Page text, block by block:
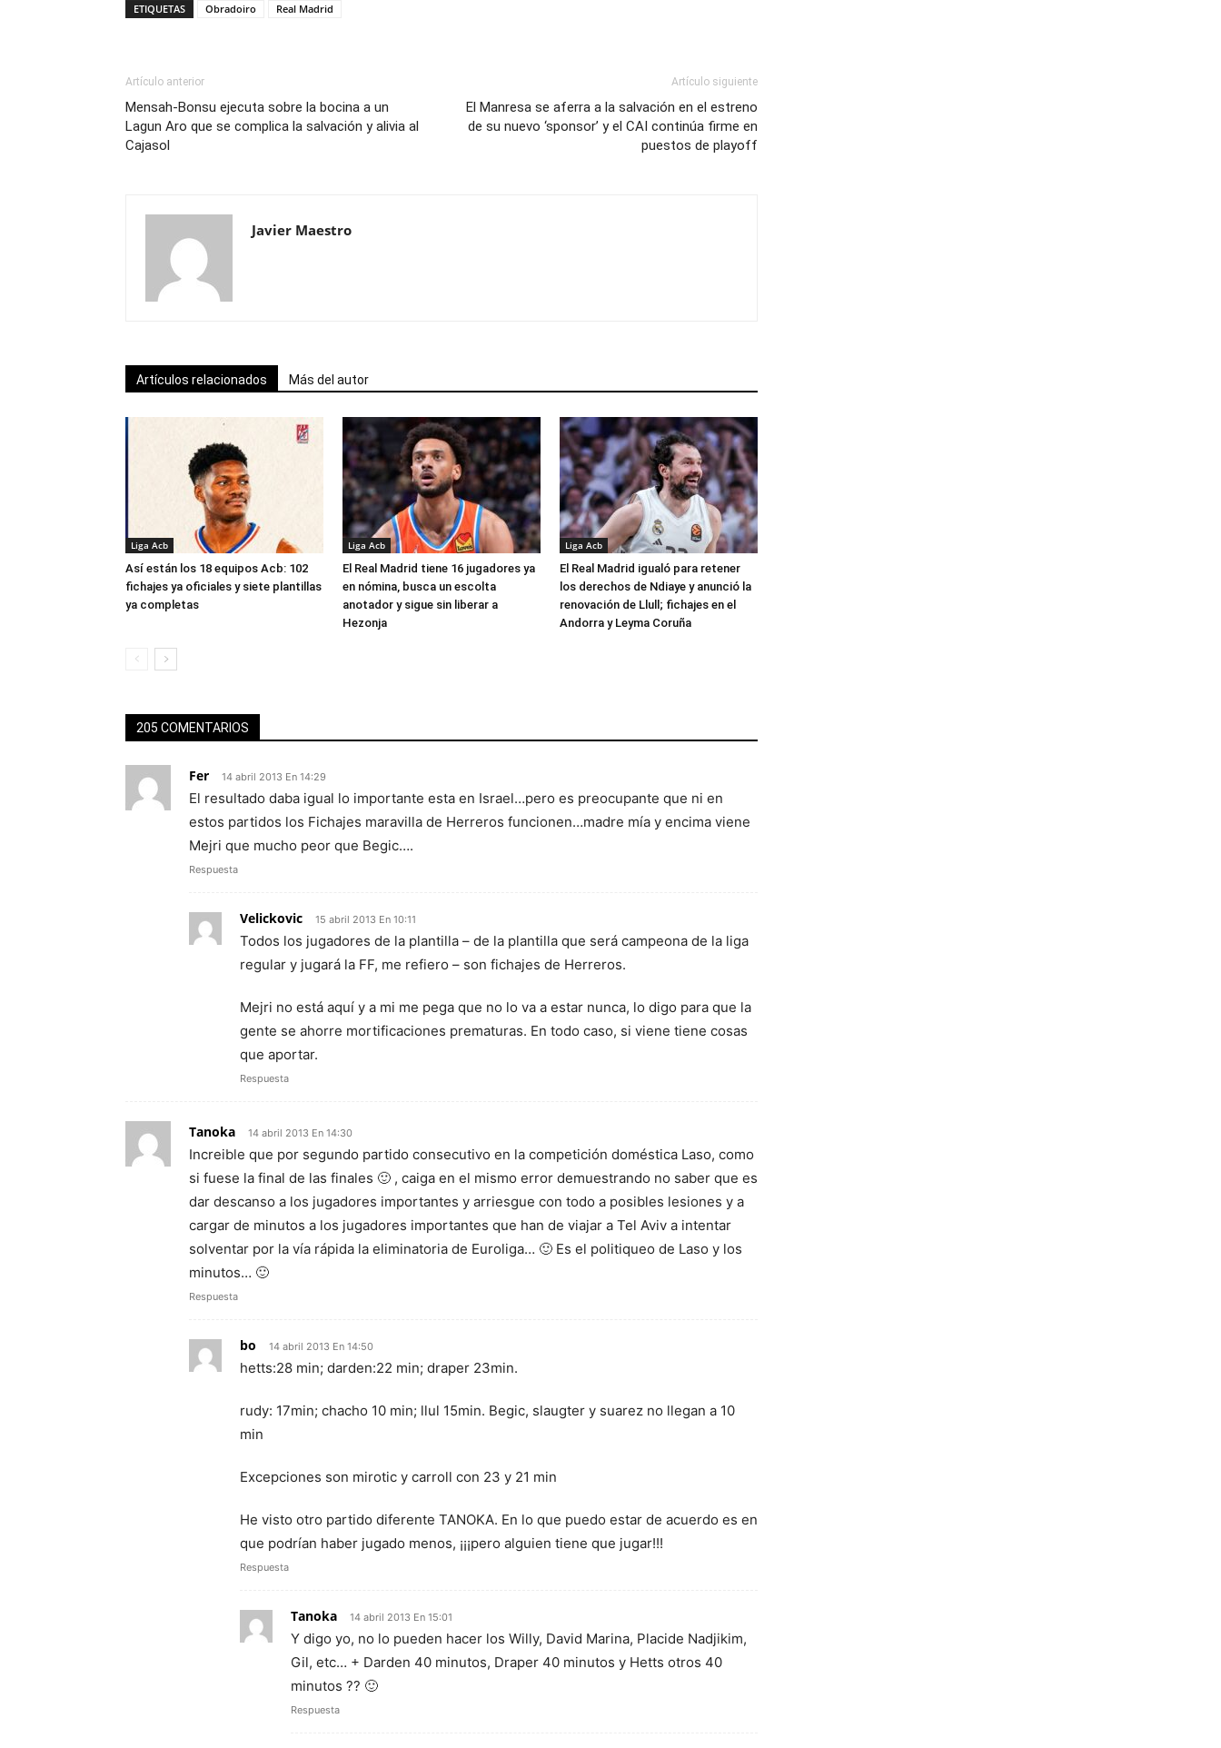
ETIQUETAS Obradoiro Real Madrid
Artículo anterior
Mensah-Bonsu ejecuta sobre la bocina a un
Lagun Aro que se complica la salvación y alivia al
Cajasol
Artículo siguiente
El Manresa se aferra a la salvación en el estreno
de su nuevo ‘sponsor’ y el CAI continúa firme en
puestos de playoff
Javier Maestro
Artículos relacionados Más del autor
Liga Acb
Así están los 18 equipos Acb: 102
fichajes ya oficiales y siete plantillas
ya completas
Liga Acb
El Real Madrid tiene 16 jugadores ya
en nómina, busca un escolta
anotador y sigue sin liberar a
Hezonja
Liga Acb
El Real Madrid igualó para retener
los derechos de Ndiaye y anunció la
renovación de Llull; fichajes en el
Andorra y Leyma Coruña
205 COMENTARIOS
Fer 14 abril 2013 En 14:29
El resultado daba igual lo importante esta en Israel…pero es preocupante que ni en
estos partidos los Fichajes maravilla de Herreros funcionen…madre mía y encima viene
Mejri que mucho peor que Begic….
Respuesta
Velickovic 15 abril 2013 En 10:11
Todos los jugadores de la plantilla – de la plantilla que será campeona de la liga
regular y jugará la FF, me refiero – son fichajes de Herreros.
Mejri no está aquí y a mi me pega que no lo va a estar nunca, lo digo para que la
gente se ahorre mortificaciones prematuras. En todo caso, si viene tiene cosas
que aportar.
Respuesta
Tanoka 14 abril 2013 En 14:30
Increible que por segundo partido consecutivo en la competición doméstica Laso, como
si fuese la final de las finales 🙂 , caiga en el mismo error demuestrando no saber que es
dar descanso a los jugadores importantes y arriesgue con todo a posibles lesiones y a
cargar de minutos a los jugadores importantes que han de viajar a Tel Aviv a intentar
solventar por la vía rápida la eliminatoria de Euroliga… 🙂 Es el politiqueo de Laso y los
minutos… 🙂
Respuesta
bo 14 abril 2013 En 14:50
hetts:28 min; darden:22 min; draper 23min.
rudy: 17min; chacho 10 min; llul 15min. Begic, slaugter y suarez no llegan a 10
min
Excepciones son mirotic y carroll con 23 y 21 min
He visto otro partido diferente TANOKA. En lo que puedo estar de acuerdo es en
que podrían haber jugado menos, ¡¡¡pero alguien tiene que jugar!!!
Respuesta
Tanoka 14 abril 2013 En 15:01
Y digo yo, no lo pueden hacer los Willy, David Marina, Placide Nadjikim,
Gil, etc… + Darden 40 minutos, Draper 40 minutos y Hetts otros 40
minutos ?? 🙂
Respuesta